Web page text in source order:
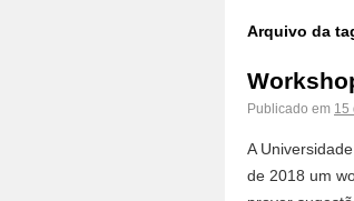
Arquivo da
Publicado em 15
A
de 2018 um